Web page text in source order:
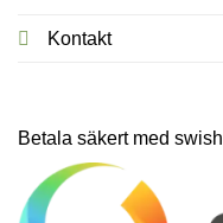
Kontakt
Betala säkert med swish